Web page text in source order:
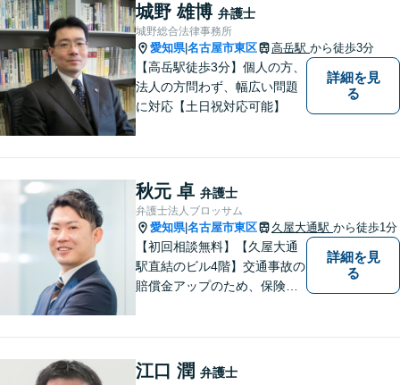
い、丁寧な説明と迅速な対応
を心がけております。【完全
個室】【法テラス利用可】
城野 雄博 弁護士
城野総合法律事務所
愛知県|名古屋市東区 高岳駅 から徒歩3分
【高岳駅徒歩3分】個人の方、
法人の方問わず、幅広い問題
に対応【土日祝対応可能】
詳細を見
る
秋元 卓 弁護士
弁護士法人ブロッサム
愛知県|名古屋市東区 久屋大通駅 から徒歩1分
【初回相談無料】【久屋大通
駅直結のビル4階】交通事故の
賠償金アップのため、保険会
営判断ができるよう、法的側
詳細を見
る
江口 潤 弁護士